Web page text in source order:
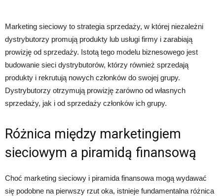
Marketing sieciowy to strategia sprzedaży, w której niezależni
dystrybutorzy promują produkty lub usługi firmy i zarabiają
prowizję od sprzedaży. Istotą tego modelu biznesowego jest
budowanie sieci dystrybutorów, którzy również sprzedają
produkty i rekrutują nowych członków do swojej grupy.
Dystrybutorzy otrzymują prowizję zarówno od własnych
sprzedaży, jak i od sprzedaży członków ich grupy.
Różnica między marketingiem
sieciowym a piramidą finansową
Choć marketing sieciowy i piramida finansowa mogą wydawać
się podobne na pierwszy rzut oka, istnieje fundamentalna różnica